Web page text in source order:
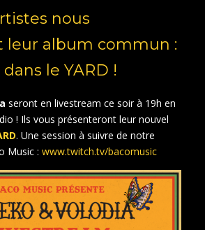
nous
leur album commun :
le YARD !
seront en livestream ce soir à 19h en
! Ils vous présenteront leur nouvel
. Une session à suivre de notre
Music :www.twitch.tv/bacomusic